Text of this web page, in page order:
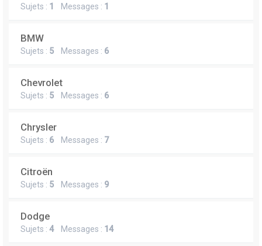
Sujets : 1 Messages : 1
BMW
Sujets : 5 Messages : 6
Chevrolet
Sujets : 5 Messages : 6
Chrysler
Sujets : 6 Messages : 7
Citroën
Sujets : 5 Messages : 9
Dodge
Sujets : 4Messages : 14